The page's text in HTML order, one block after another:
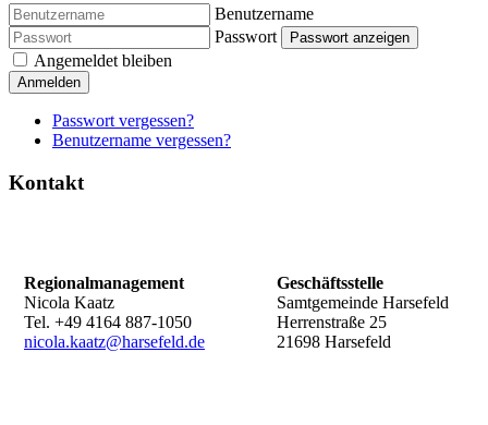
Benutzername
Passwort
Passwort anzeigen
Angemeldet bleiben
Anmelden
Passwort vergessen?
Benutzername vergessen?
Kontakt
Regionalmanagement
Nicola Kaatz
Tel. +49 4164 887-1050
nicola.kaatz@harsefeld.de
Geschäftsstelle
Samtgemeinde Harsefeld
Herrenstraße 25
21698 Harsefeld